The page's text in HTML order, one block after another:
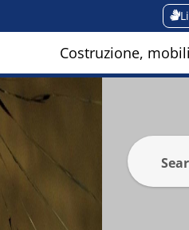
Costruzione,